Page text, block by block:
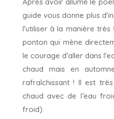
guide vous donne plus
l'utiliser à la manière très
ponton qui mène
le courage d'aller dans
chaud mais en
rafraîchissant ! Il est
chaud avec de l’eau
froid).